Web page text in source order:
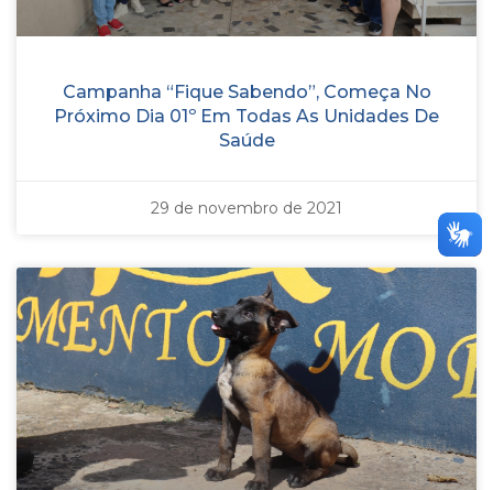
Campanha “Fique Sabendo”, Começa No
Próximo Dia 01º Em Todas As Unidades De
Saúde
29 de novembro de 2021